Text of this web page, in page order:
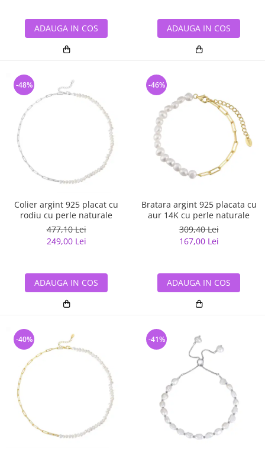
ADAUGA IN COS ADAUGA IN COS
Colier argint 925 placat cu
rodiu cu perle naturale
477,10 Lei
249,00 Lei
-48%
ADAUGA IN COS
Bratara argint 925 placata cu
aur 14K cu perle naturale
309,40 Lei
167,00 Lei
-46%
ADAUGA IN COS
-40% -41%